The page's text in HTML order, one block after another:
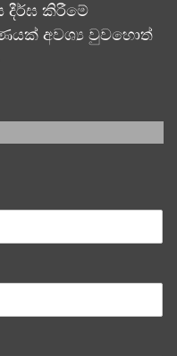
දීර්ඝ කිරීමේ
අවශ්‍ය වුවහොත්